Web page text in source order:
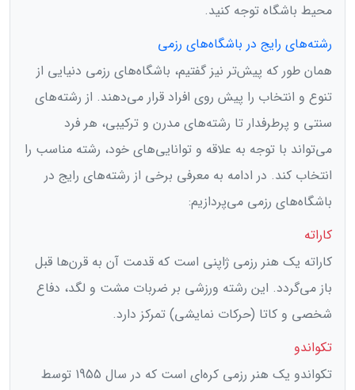
محیط باشگاه توجه کنید.
رشته‌های رایج در باشگاه‌های رزمی
همان طور که پیش‌تر نیز گفتیم، باشگاه‌های رزمی دنیایی از
تنوع و انتخاب را پیش روی افراد قرار می‌دهند. از رشته‌های
سنتی و پرطرفدار تا رشته‌های مدرن و ترکیبی، هر فرد
می‌تواند با توجه به علاقه و توانایی‌های خود، رشته مناسب را
انتخاب کند. در ادامه به معرفی برخی از رشته‌های رایج در
باشگاه‌های رزمی می‌پردازیم:
کاراته
کاراته یک هنر رزمی ژاپنی است که قدمت آن به قرن‌ها قبل
باز می‌گردد. این رشته ورزشی بر ضربات مشت و لگد، دفاع
شخصی و کاتا (حرکات نمایشی) تمرکز دارد.
تکواندو
تکواندو یک هنر رزمی کره‌ای است که در سال 1955 توسط